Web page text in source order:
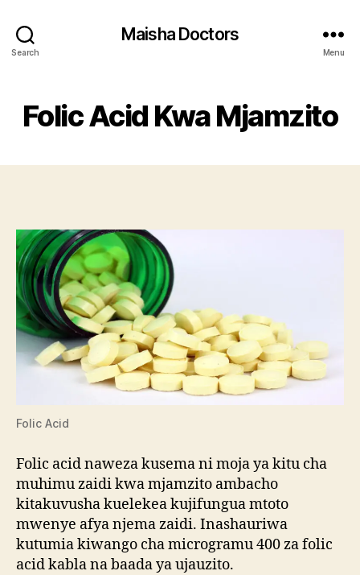
Search
Maisha Doctors
Menu
Folic Acid Kwa Mjamzito
Folic Acid
Folic acid naweza kusema ni moja ya kitu cha
muhimu zaidi kwa mjamzito ambacho
kitakuvusha kuelekea kujifungua mtoto
mwenye afya njema zaidi. Inashauriwa
kutumia kiwango cha microgramu 400 za folic
acid kabla na baada ya ujauzito.